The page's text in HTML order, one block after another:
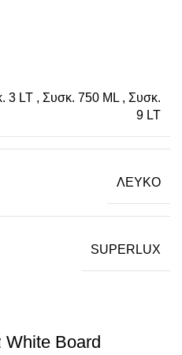
3 LT , Συσκ. 750 ML , Συσκ.
9 LT
ΛΕΥΚΟ
SUPERLUX
Board